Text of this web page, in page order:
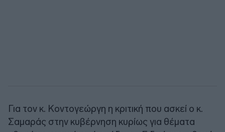
Για τον κ. Κοντογεώργη η κριτική που ασκεί ο κ.
Σαμαράς στην κυβέρνηση κυρίως για θέματα